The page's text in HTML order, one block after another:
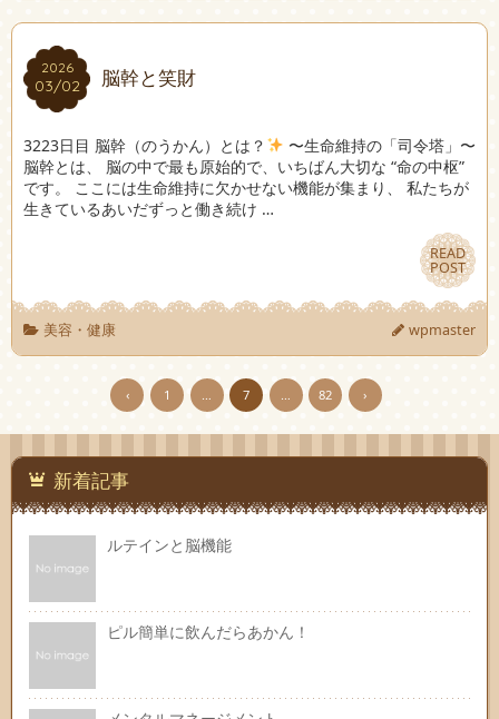
2026
03/02
2026
03/02 脳幹と笑財
3223日目 脳幹（のうかん）とは？
〜生命維持の「司令塔」〜
脳幹とは、 脳の中で最も原始的で、いちばん大切な “命の中枢”
です。 ここには生命維持に欠かせない機能が集まり、 私たちが
生きているあいだずっと働き続け …
READ
POST
READ
POST
美容・健康 wpmaster
‹ 1 … 7 … 82 ›
新着記事
ルテインと脳機能
ピル簡単に飲んだらあかん！